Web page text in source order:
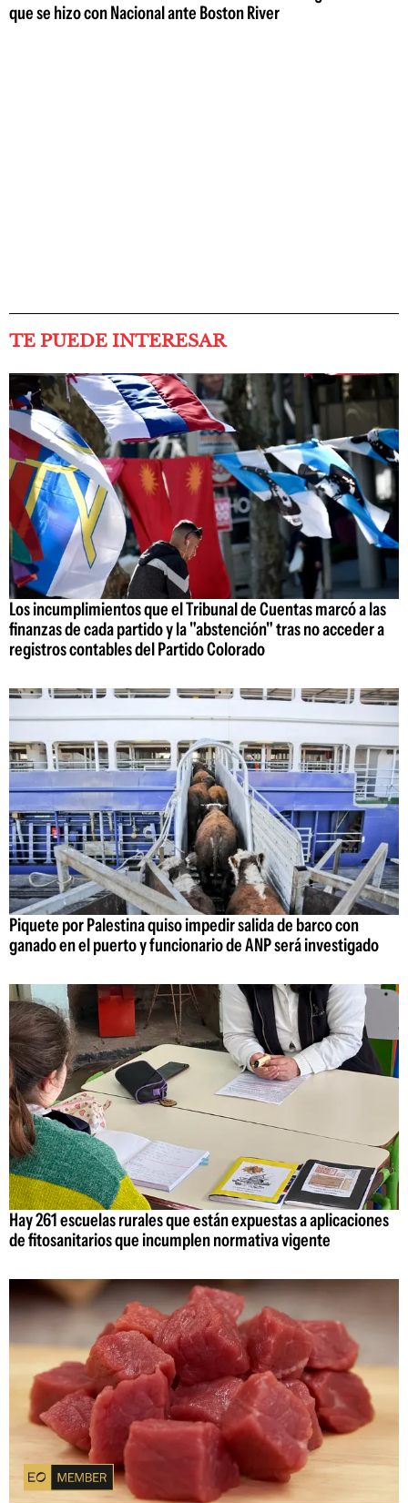
que se hizo con Nacional ante Boston River
TE PUEDE INTERESAR
Los incumplimientos que el Tribunal de Cuentas marcó a las
finanzas de cada partido y la "abstención" tras no acceder a
registros contables del Partido Colorado
Piquete por Palestina quiso impedir salida de barco con
ganado en el puerto y funcionario de ANP será investigado
Hay 261 escuelas rurales que están expuestas a aplicaciones
de fitosanitarios que incumplen normativa vigente